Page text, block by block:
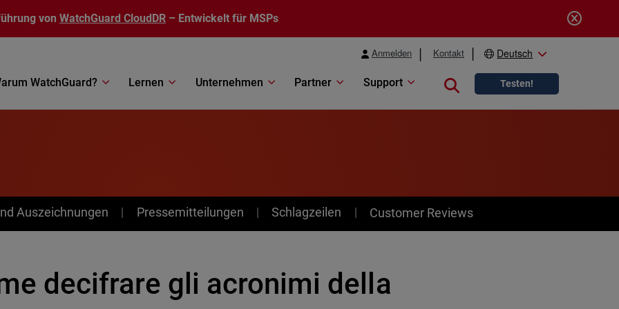
von WatchGuard CloudDR – Entwickelt für MSPs
Anmelden Kontakt Deutsch
WatchGuard? Lernen Unternehmen Partner Support Close search
Testen!
Auszeichnungen Pressemitteilungen Schlagzeilen Customer Reviews
decifrare gli acronimi della